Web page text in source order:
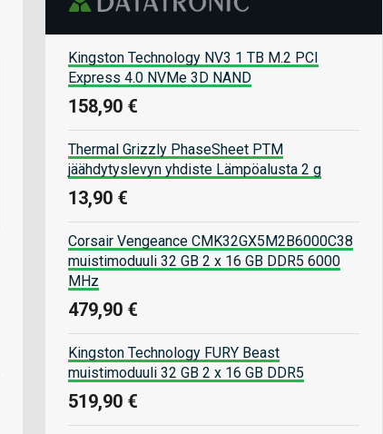
Kingston Technology NV3 1 TB M.2 PCI
Express 4.0 NVMe 3D NAND
158,90 €
Thermal Grizzly PhaseSheet PTM
jäähdytyslevyn yhdiste Lämpöalusta 2 g
13,90 €
Corsair Vengeance CMK32GX5M2B6000C38
muistimoduuli 32 GB 2 x 16 GB DDR5 6000
MHz
479,90 €
Kingston Technology FURY Beast
muistimoduuli 32 GB 2 x 16 GB DDR5
519,90 €